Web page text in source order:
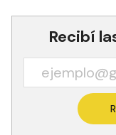
los barrios”,
Recibí